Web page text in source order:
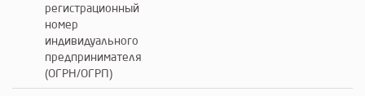
регистрационный
номер
индивидуального
предпринимателя
(ОГРН/ОГРП)